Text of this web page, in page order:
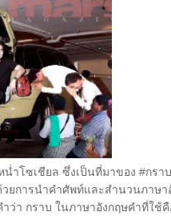
น่ำโซเชียล ซึ่งเป็นที่มาของ #กรา
ยการนำคำศัพท์และสำนวนภาษา
ำว่า กราบ ในภาษาอังกฤษคำที่ใช้คื